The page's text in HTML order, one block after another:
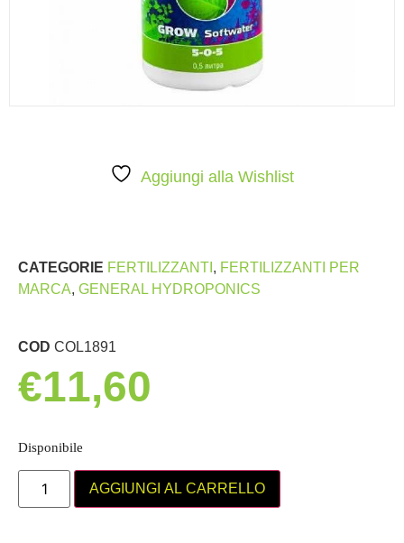
Aggiungi alla Wishlist
CATEGORIE FERTILIZZANTI , FERTILIZZANTI PER
MARCA, GENERAL HYDROPONICS
COD COL1891
€11,60
Disponibile
AGGIUNGI AL CARRELLO